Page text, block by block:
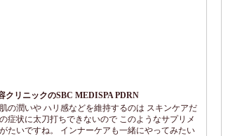
クリニックのSBC MEDISPA PDRN
の潤いや ハリ感などを維持するのは スキンケアだ
症状に太刀打ちできないので このようなサプリメ
たいですね。 インナーケアも一緒にやってみたい